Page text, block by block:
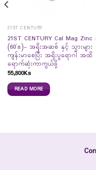
21ST CENTURY
21ST CENTURY Cal Mag Zinc
(60`s)- အရိုးအဆစ် နှင့် သွားများ
ကျန်းမာစေပြီး အရိုးပွရောဂါ အထိ
ရောက်ဆုံးကာကွယ်ဖို့
55,800Ks
READ MORE